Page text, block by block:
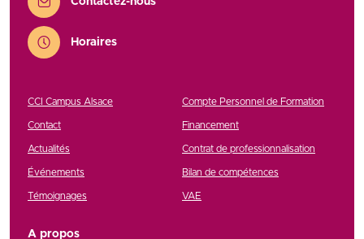
Horaires
CCI Campus Alsace
Contact
Actualités
Événements
Témoignages
Compte Personnel de Formation
Financement
Contrat de professionnalisation
Bilan de compétences
VAE
A propos